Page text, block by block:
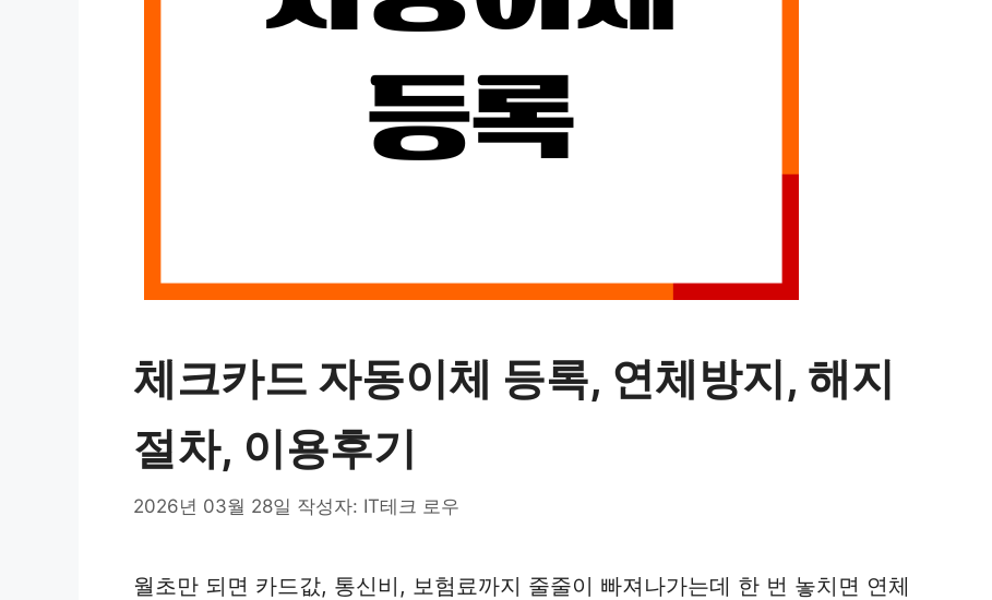
체크카드 자동이체 등록, 연체방지, 해지
절차, 이용후기
2026년 03월 28일 작성자: IT테크 로우
월초만 되면 카드값, 통신비, 보험료까지 줄줄이 빠져나가는데 한 번 놓치면 연체